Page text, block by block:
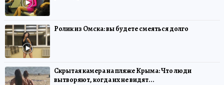
Ролик из Омска: вы будете смеяться долго
Скрытая камера на пляже Крыма: Что люди
вытворяют, когда их не видят...